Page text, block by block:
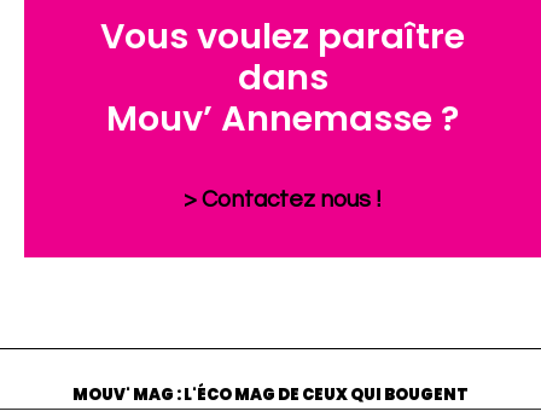
Vous voulez paraître
dans
Mouv’ Annemasse ?
> Contactez nous !
MOUV' MAG : L'ÉCO MAG DE CEUX QUI BOUGENT